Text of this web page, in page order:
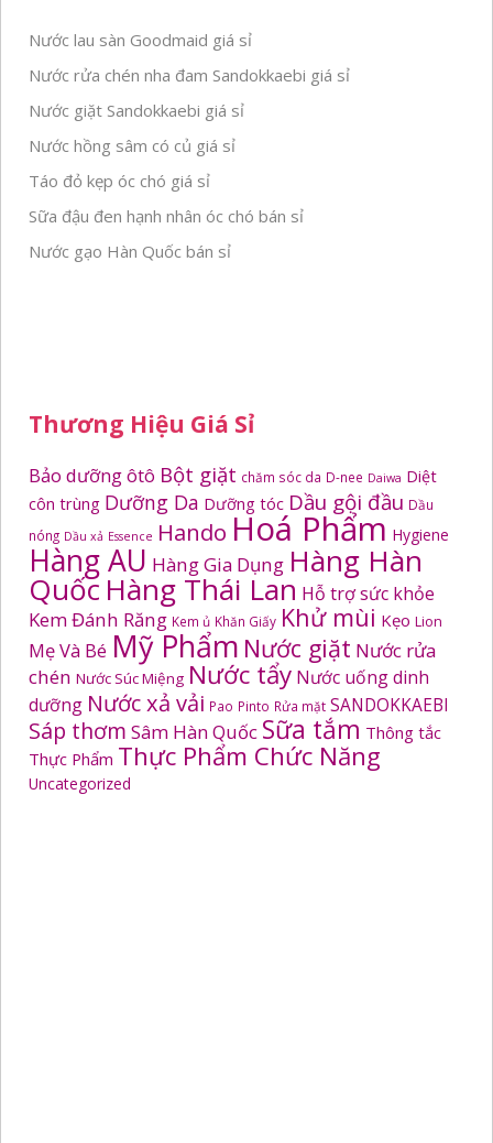
Nước lau sàn Goodmaid giá sỉ
Nước rửa chén nha đam Sandokkaebi giá sỉ
Nước giặt Sandokkaebi giá sỉ
Nước hồng sâm có củ giá sỉ
Táo đỏ kẹp óc chó giá sỉ
Sữa đậu đen hạnh nhân óc chó bán sỉ
Nước gạo Hàn Quốc bán sỉ
Thương Hiệu Giá Sỉ
Bảo dưỡng ôtô Bột giặt chăm sóc da D-nee Daiwa Diệt
côn trùng Dưỡng Da Dưỡng tóc Dầu gội đầu Dầu
nóng Dầu xả Essence Hando Hoá Phẩm Hygiene
Hàng AU Hàng Gia Dụng Hàng Hàn
Quốc Hàng Thái Lan Hỗ trợ sức khỏe
Kem Đánh Răng Kem ủ Khăn Giấy Khử mùi Kẹo Lion
Mẹ Và Bé Mỹ Phẩm Nước giặt Nước rửa
chén Nước Súc Miệng Nước tẩy Nước uống dinh
dưỡng Nước xả vải Pao Pinto Rửa mặt SANDOKKAEBI
Sáp thơm Sâm Hàn Quốc Sữa tắm Thông tắc
Thực Phẩm Thực Phẩm Chức Năng
Uncategorized